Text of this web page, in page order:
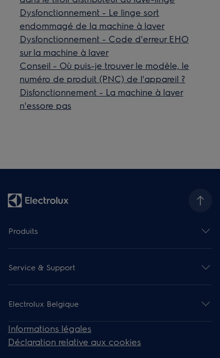
Dysfonctionnement - Le linge sort
endommagé de la machine à laver
Dysfonctionnement - Code d'erreur EHO
sur la machine à laver
Conseil - Où puis-je trouver le modèle, le
numéro de produit (PNC) de l'appareil ?
Disfonctionnement - La machine à laver
n'essore pas
Produits
Service & Support
Electrolux Belgique
Informations légales
Déclaration relative aux cookies